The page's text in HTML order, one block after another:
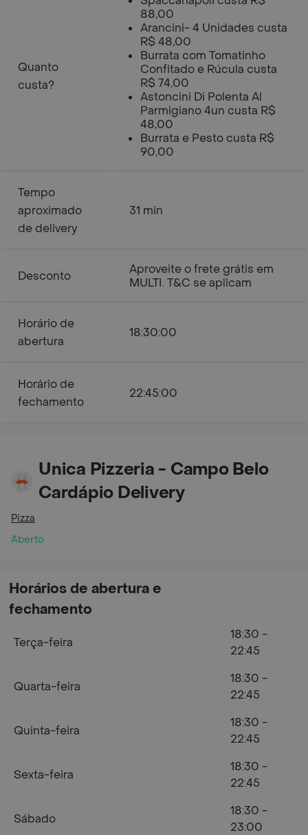
Quanto
custa?
88,00
Arancini- 4 Unidades custa
R$ 48,00
Burrata com Tomatinho
Confitado e Rúcula custa
R$ 74,00
Astoncini Di Polenta Al
Parmigiano 4un custa R$
48,00
Burrata e Pesto custa R$
90,00
Tempo
aproximado
de delivery
31 min
Desconto
Aproveite o frete grátis em
MULTI. T&C se aplicam
Horário de
abertura
18:30:00
Horário de
fechamento
22:45:00
Unica Pizzeria - Campo Belo
Cardápio Delivery
Pizza
Aberto
Horários de abertura e
fechamento
Terça-feira
18:30 -
22:45
Quarta-feira
18:30 -
22:45
Quinta-feira
18:30 -
22:45
Sexta-feira
18:30 -
22:45
Sábado
18:30 -
23:00